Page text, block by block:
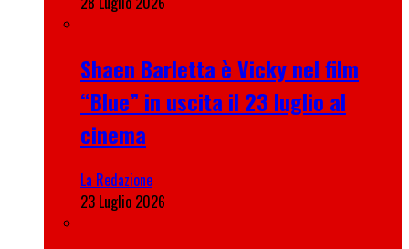
Shaen Barletta è Vicky nel film
“Blue” in uscita il 23 luglio al
cinema
La Redazione
23 Luglio 2026